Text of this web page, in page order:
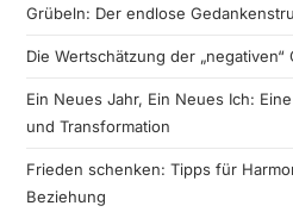
Grübeln: Der endlose
Die Wertschätzung der „negativen“
Ein Neues Jahr, Ein Neues Ich:
und Transformation
Frieden schenken: Tipps für
Beziehung